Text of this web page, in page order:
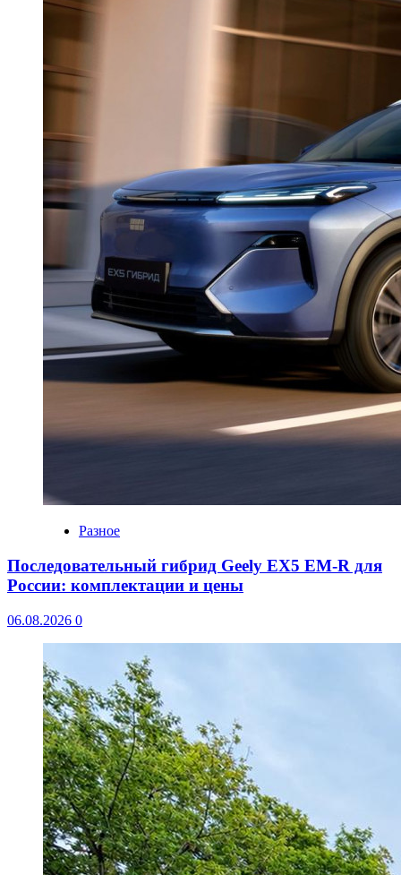
Разное
Последовательный гибрид Geely EX5 EM-R для
России: комплектации и цены
06.08.2026 0